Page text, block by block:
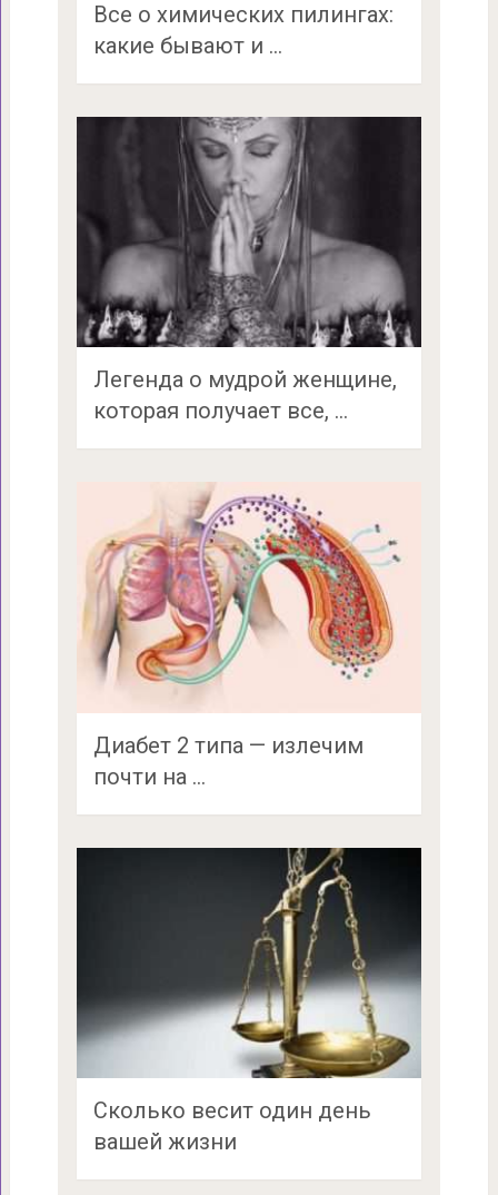
Все о химических пилингах:
какие бывают и …
Легенда о мудрой женщине,
которая получает все, …
Диабет 2 типа — излечим
почти на …
Сколько весит один день
вашей жизни